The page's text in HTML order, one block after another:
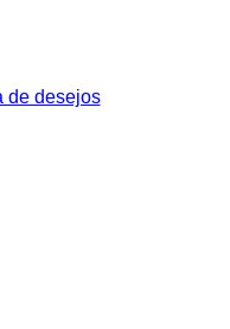
de desejos